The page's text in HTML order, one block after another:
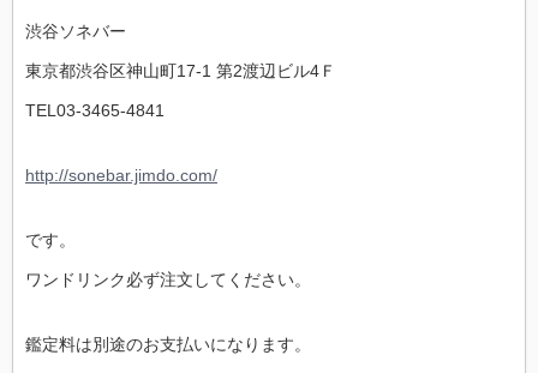
渋谷ソネバー
東京都渋谷区神山町17-1 第2渡辺ビル4Ｆ
TEL03-3465-4841
http://sonebar.jimdo.com/
です。
ワンドリンク必ず注文してください。
鑑定料は別途のお支払いになります。